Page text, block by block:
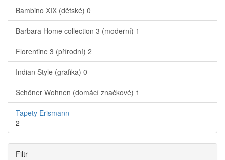
Bambino XIX (dětské) 0
Barbara Home collection 3 (moderní) 1
Florentine 3 (přírodní) 2
Indian Style (grafika) 0
Schöner Wohnen (domácí značkové) 1
Tapety Erismann
2
Filtr